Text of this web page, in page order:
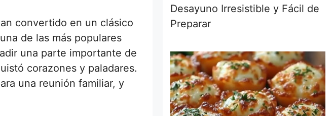
convertido en un clásico
de las más populares
una parte importante de
corazones y paladares.
una reunión familiar, y
Desayuno Irresistible y Fácil de
Preparar